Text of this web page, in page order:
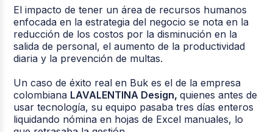
El impacto de tener un área de recursos humanos
enfocada en la estrategia del negocio se nota en la
reducción de los costos por la disminución en la
salida de personal, el aumento de la productividad
diaria y la prevención de multas.
Un caso de éxito real en Buk es el de la empresa
colombiana LAVALENTINA Design,quienes antes de
usar tecnología, su equipo pasaba tres días enteros
liquidando nómina en hojas de Excel manuales, lo